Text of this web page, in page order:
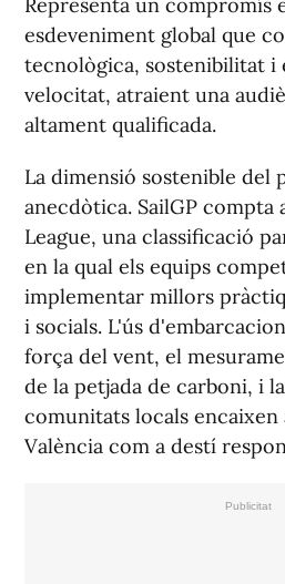
Representa un compromís
esdeveniment global que
tecnològica, sostenibilitat i
velocitat, atraient una
altament qualificada.
La dimensió sostenible del
anecdòtica. SailGP compta
League, una classificació
en la qual els equips
implementar millors
i socials. L'ús
força del vent, el
de la petjada de carboni, i
comunitats locals encaixen
València com a destí